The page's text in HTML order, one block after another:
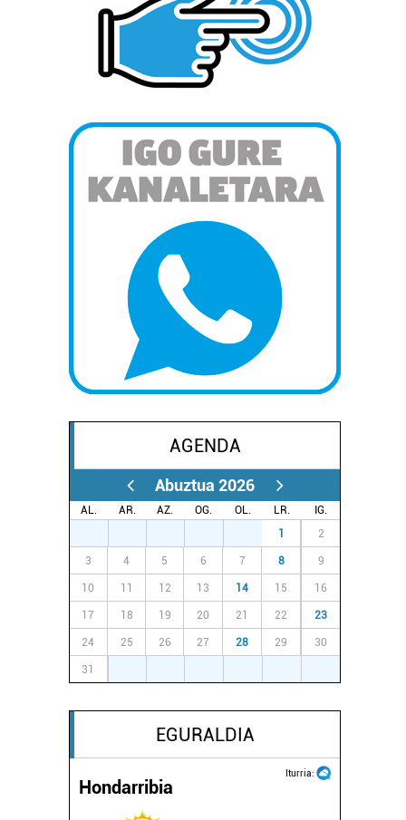
AGENDA
Abuztua 2026
AL. AR. AZ. OG. OL. LR.
IG.
1 2
3 4 5 6 7 8 9
10 11 12 13 14 15 16
17 18 19 20 21 22 23
24 25 26 27 28 29 30
31
EGURALDIA
Iturria:
Hondarribia